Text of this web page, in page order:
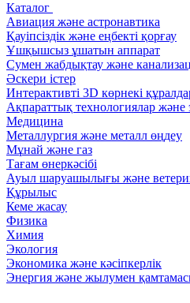
Каталог
Авиация және астронавтика
Қауіпсіздік және еңбекті қорғау
Ұшқышсыз ұшатын аппарат
Сумен жабдықтау және
Әскери істер
Интерактивті 3D көрнекі
Ақпараттық технологиялар және
Медицина
Металлургия және металл өңдеу
Мұнай және газ
Тағам өнеркәсібі
Ауыл шаруашылығы және
Құрылыс
Кеме жасау
Физика
Химия
Экология
Экономика және кәсіпкерлік
Энергия және жылумен